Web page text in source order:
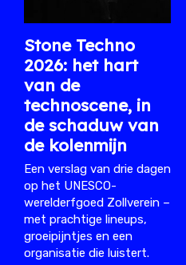
Stone Techno
2026: het hart
van de
technoscene, in
de schaduw van
de kolenmijn
Een verslag van drie dagen
op het UNESCO-
werelderfgoed Zollverein –
met prachtige lineups,
groeipijntjes en een
organisatie die luistert.